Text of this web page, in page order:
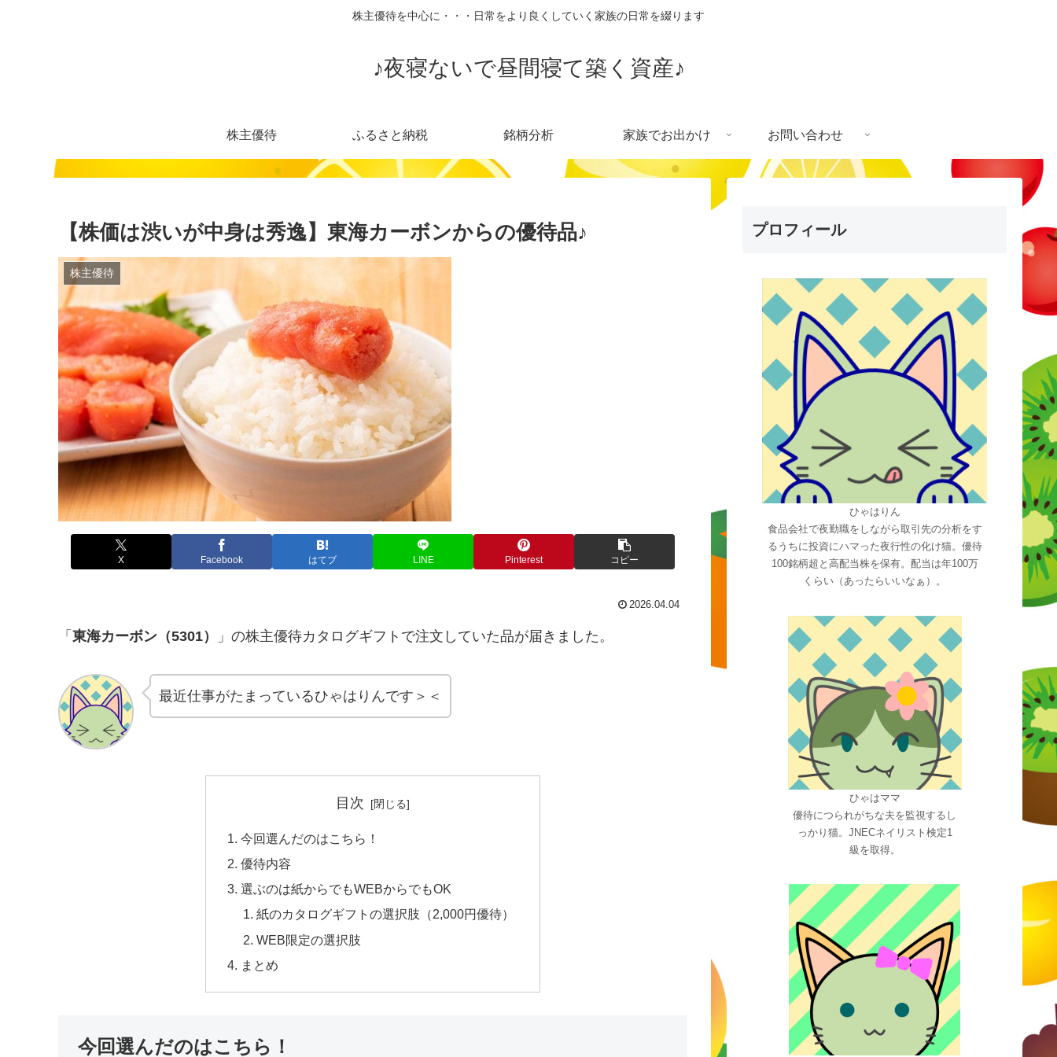
株主優待を中心に・・・日常をより良くしていく家族の日常を綴ります
♪夜寝ないで昼間寝て築く資産♪
株主優待 ふるさと納税 銘柄分析 家族でお出かけ お問い合わせ
【株価は渋いが中身は秀逸】東海カーボンからの優待品♪
株主優待
X Facebook はてブ LINE Pinterest コピー
2026.04.04
「 東海カーボン（5301） 」の株主優待カタログギフトで注文していた品が届きました。
最近仕事がたまっているひゃはりんです＞＜
目次
今回選んだのはこちら！
優待内容
選ぶのは紙からでもWEBからでもOK
紙のカタログギフトの選択肢（2,000円優待）
WEB限定の選択肢
まとめ
今回選んだのはこちら！
プロフィール
ひゃはりん
食品会社で夜勤職をしながら取引先の分析をす
るうちに投資にハマった夜行性の化け猫。優待
100銘柄超と高配当株を保有。配当は年100万
くらい（あったらいいなぁ）。
ひゃはママ
優待につられがちな夫を監視するし
っかり猫。JNECネイリスト検定1
級を取得。